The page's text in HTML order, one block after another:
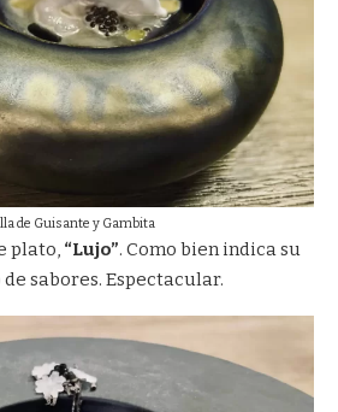
de Guisante y Gambita
plato, “Lujo”. Como bien indica su
sabores. Espectacular.